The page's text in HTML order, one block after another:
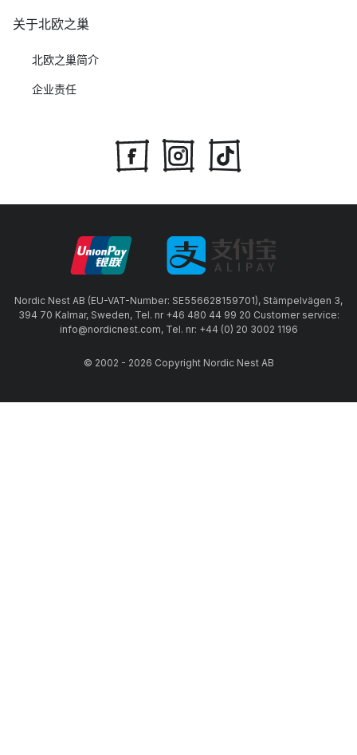
关于北欧之巢
北欧之巢简介
企业责任
Nordic Nest AB (EU-VAT-Number: SE556628159701), Stämpelvägen 3,
394 70 Kalmar, Sweden, Tel. nr +46 480 44 99 20 Customer service:
info@nordicnest.com, Tel. nr: +44 (0) 20 3002 1196
© 2002 - 2026 Copyright Nordic Nest AB